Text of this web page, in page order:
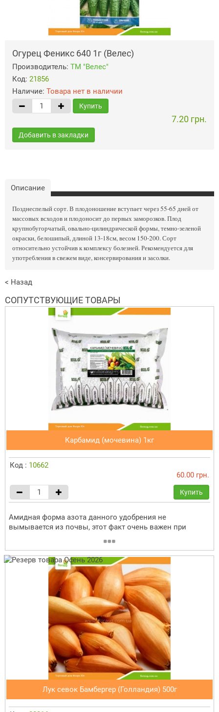
Огурец Феникс 640 1г (Велес)
Производитель: ТМ "Велес"
Код: 21856
Наличие: Товара нет в наличии
Купить
7.20 грн.
Добавить в закладки
Описание
Позднеспелый сорт. В плодоношение вступает через 55-65 дней от
массовых всходов и плодоносит до первых заморозков. Плод
крупнобугорчатый, овально-цилиндрической формы, темно-зеленой
окраски, белошипый, длиной 13-18см, весом 150-200. Сорт
относительно устойчив к комплексу болезней. Рекомендуется для
употребления в свежем виде, консервирования и засолки.
< Назад
СОПУТСТВУЮЩИЕ ТОВАРЫ
Карбамид (мочевина) 1кг
Код : 10662
60.00 грн.
Купить
Амидная форма азота данного удобрения не
вымывается из почвы, этот факт очень важен при
Лук севок Бамбергер (Голландия) 500г